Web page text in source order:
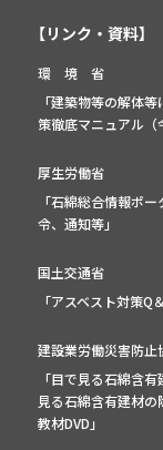
【リンク・資料】
環 境 省
「建築物等の解体
策徹底マニュアル（
厚生労働省
「石綿総合情報ポー
令、通知等」
国土交通省
「アスベスト対策Q
建設業労働災害防止
「目で見る石綿含
見る石綿含有建材
教材DVD」